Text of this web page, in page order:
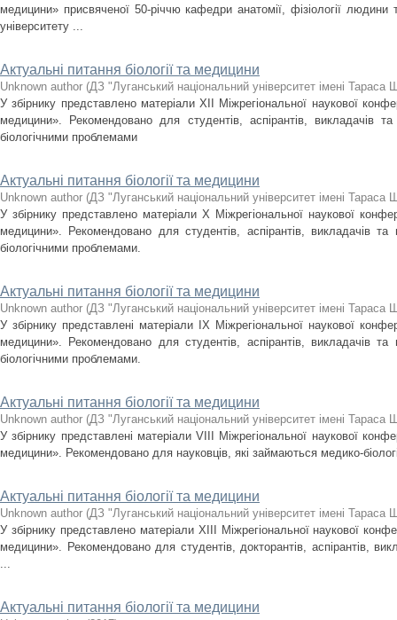
медицини» присвяченої 50-річчю кафедри анатомії, фізіології людини
університету ...
Актуальні питання біології та медицини
Unknown author (ДЗ "Луганський національний університет імені Тараса
У збірнику представлено матеріали XІІ Міжрегіональної наукової
медицини». Рекомендовано для студентів, аспірантів, викладачів
біологічними проблемами
Актуальні питання біології та медицини
Unknown author (ДЗ "Луганський національний університет імені Тараса
У збірнику представлено матеріали X Міжрегіональної наукової
медицини». Рекомендовано для студентів, аспірантів, викладачів
біологічними проблемами.
Актуальні питання біології та медицини
Unknown author (ДЗ "Луганський національний університет імені Тараса
У збірнику представлені матеріали IX Міжрегіональної наукової
медицини». Рекомендовано для студентів, аспірантів, викладачів
біологічними проблемами.
Актуальні питання біології та медицини
Unknown author (ДЗ "Луганський національний університет імені Тараса
У збірнику представлені матеріали VIII Міжрегіональної наукової
медицини». Рекомендовано для науковців, які займаються медико-
Актуальні питання біології та медицини
Unknown author (ДЗ "Луганський національний університет імені Тараса
У збірнику представлено матеріали XІІІ Міжрегіональної наукової
медицини». Рекомендовано для студентів, докторантів, аспірантів,
...
Актуальні питання біології та медицини